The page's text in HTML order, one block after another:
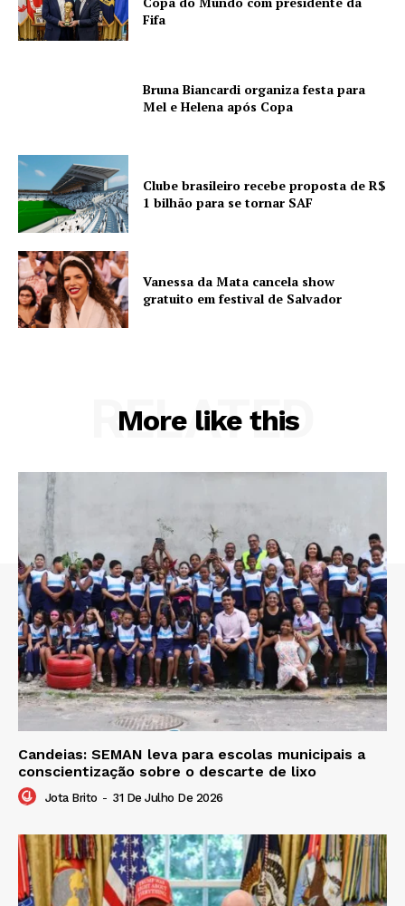
Fifa
Bruna Biancardi organiza festa para
Mel e Helena após Copa
Clube brasileiro recebe proposta de R$
1 bilhão para se tornar SAF
Vanessa da Mata cancela show
gratuito em festival de Salvador
More like this
RELATED
Candeias: SEMAN leva para escolas municipais a
conscientização sobre o descarte de lixo
Jota Brito - 31 De Julho De 2026